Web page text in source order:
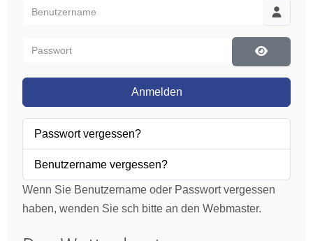
Benutzername
Passwort
Passwort
Anmelden
Passwort vergessen?
Benutzername vergessen?
Wenn Sie Benutzername oder Passwort vergessen
haben, wenden Sie sch bitte an den Webmaster.